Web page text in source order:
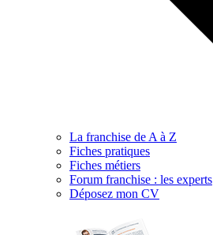
La franchise de A à Z
Fiches pratiques
Fiches métiers
Forum franchise : les experts
Déposez mon CV